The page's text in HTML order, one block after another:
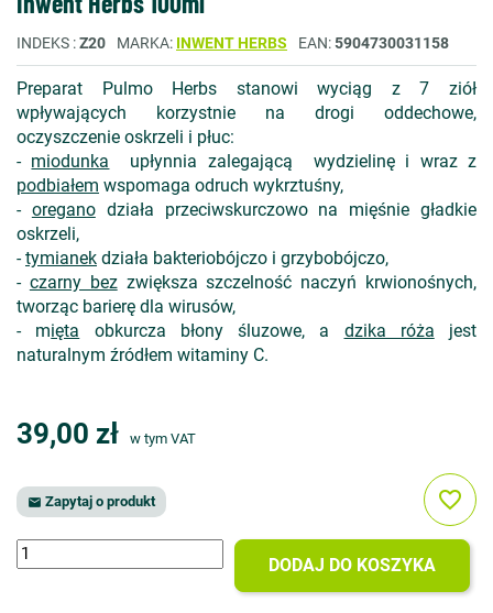
INDEKS Z20 MARKA INWENT HERBS EAN 5904730031158
Preparat Pulmo Herbs stanowi wyciąg z 7 ziół
wpływających korzystnie na drogi oddechowe,
oczyszczenie oskrzeli i płuc:
- miodunka upłynnia zalegającą wydzielinę i wraz z
podbiałem wspomaga odruch wykrztuśny,
- oreganodziała przeciwskurczowo na mięśnie gładkie
oskrzeli,
-tymianek działa bakteriobójczo i grzybobójczo,
- czarny bezzwiększa szczelność naczyń krwionośnych,
tworząc barierę dla wirusów,
- mięta obkurcza błony śluzowe, a dzika róża jest
naturalnym źródłem witaminy C.
39,00 zł w tym VAT
 Zapytaj o produkt
DODAJ DO KOSZYKA
favorite_border